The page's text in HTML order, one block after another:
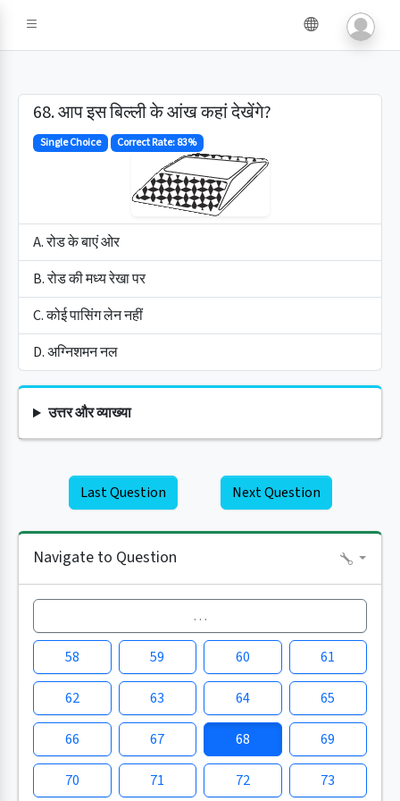
68. आप इस बिल्ली के आंख कहां देखेंगे?
Single Choice Correct Rate: 83%
A. रोड के बाएं ओर
B. रोड की मध्य रेखा पर
C. कोई पासिंग लेन नहीं
D. अग्निशमन नल
उत्तर और व्याख्या
Last Question Next Question
Navigate to Question
…
58 59 60 61
62 63 64 65
66 67 68 69
70 71 72 73